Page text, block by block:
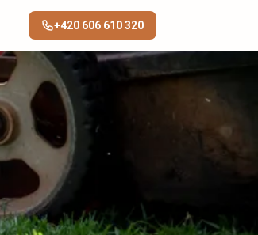
+420 606 610 320